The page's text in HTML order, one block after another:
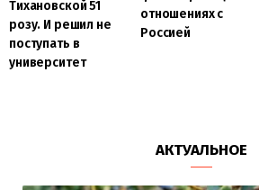
Тихановской 51
розу. И решил не
поступать в
университет
отношениях с
Россией
АКТУАЛЬНОЕ